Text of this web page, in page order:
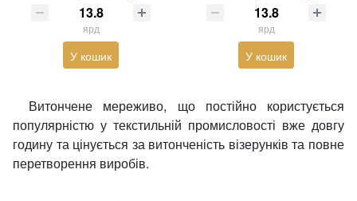
ярд
У кошик
ярд
У кошик
Витончене мереживо, що постійно користується
популярністю у текстильній промисловості вже довгу
годину та цінується за витонченість візерунків та повне
перетворення виробів.